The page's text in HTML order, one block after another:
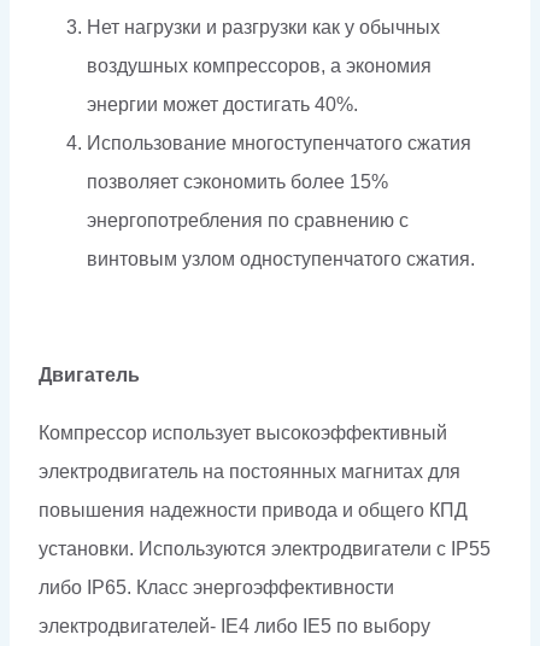
Нет нагрузки и разгрузки как у обычных
воздушных компрессоров, а экономия
энергии может достигать 40%.
Использование многоступенчатого сжатия
позволяет сэкономить более 15%
энергопотребления по сравнению с
винтовым узлом одноступенчатого сжатия.
Двигатель
Компрессор использует высокоэффективный
электродвигатель на постоянных магнитах для
повышения надежности привода и общего КПД
установки. Используются электродвигатели с IP55
либо IP65. Класс энергоэффективности
электродвигателей- IE4 либо IE5 по выбору